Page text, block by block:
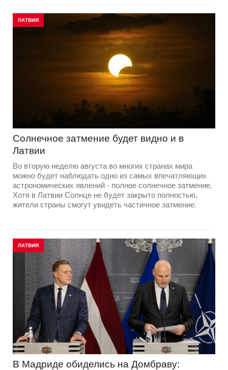
ЛАТВИЯ
Солнечное затмение будет видно и в
Латвии
Во вторую неделю августа во многих странах мира
можно будет наблюдать одно из самых впечатляющих
астрономических явлений - полное солнечное затмение.
Хотя в Латвии Солнце не будет закрыто полностью,
жители страны смогут увидеть частичное затмение.
ЛАТВИЯ
В Мадриде обиделись на Домбраву: